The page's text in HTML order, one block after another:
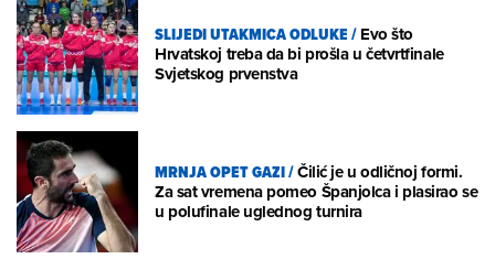
SLIJEDI UTAKMICA ODLUKE/Evo što
Hrvatskoj treba da bi prošla u četvrtfinale
Svjetskog prvenstva
MRNJA OPET GAZI/Čilić je u odličnoj formi.
Za sat vremena pomeo Španjolca i plasirao se
u polufinale uglednog turnira